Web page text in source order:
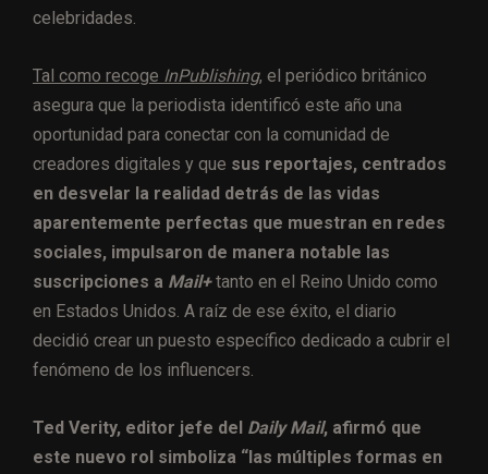
celebridades.
Tal como recoge InPublishing, el periódico británico
asegura que la periodista identificó este año una
oportunidad para conectar con la comunidad de
creadores digitales y que sus reportajes, centrados
en desvelar la realidad detrás de las vidas
aparentemente perfectas que muestran en redes
sociales, impulsaron de manera notable las
suscripciones a Mail+tanto en el Reino Unido como
en Estados Unidos. A raíz de ese éxito, el diario
decidió crear un puesto específico dedicado a cubrir el
fenómeno de los influencers.
Ted Verity, editor jefe del Daily Mail, afirmó que
este nuevo rol simboliza “las múltiples formas en